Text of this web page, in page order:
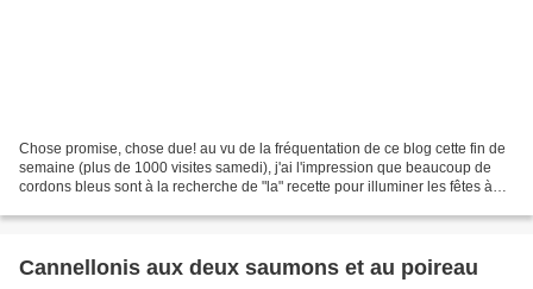
Chose promise, chose due! au vu de la fréquentation de ce blog cette fin de
semaine (plus de 1000 visites samedi), j'ai l'impression que beaucoup de
cordons bleus sont à la recherche de "la" recette pour illuminer les fêtes à
Cannellonis aux deux saumons et au poireau